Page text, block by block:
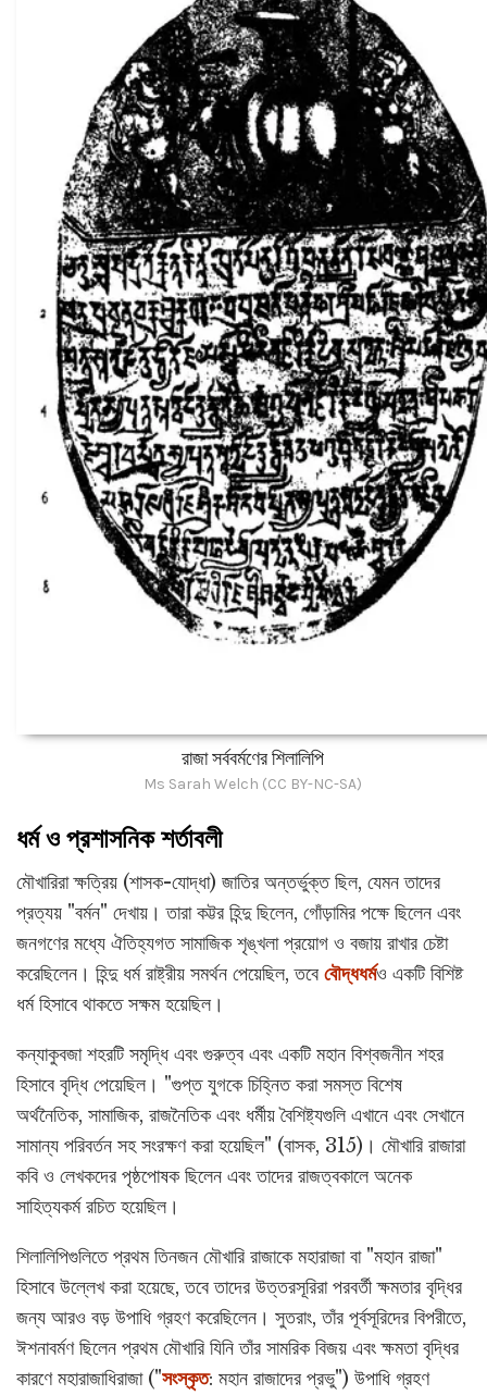
রাজা সর্ববর্মণের শিলালিপি
Ms Sarah Welch (CC BY-NC-SA)
ধর্ম ও প্রশাসনিক শর্তাবলী
মৌখারিরা ক্ষত্রিয় (শাসক-যোদ্ধা) জাতির অন্তর্ভুক্ত ছিল, যেমন তাদের
প্রত্যয় "বর্মন" দেখায়। তারা কট্টর হিন্দু ছিলেন, গোঁড়ামির পক্ষে ছিলেন এবং
জনগণের মধ্যে ঐতিহ্যগত সামাজিক শৃঙ্খলা প্রয়োগ ও বজায় রাখার চেষ্টা
করেছিলেন। হিন্দু ধর্ম রাষ্ট্রীয় সমর্থন পেয়েছিল, তবে বৌদ্ধধর্মও একটি বিশিষ্ট
ধর্ম হিসাবে থাকতে সক্ষম হয়েছিল।
কন্যাকুবজা শহরটি সমৃদ্ধি এবং গুরুত্ব এবং একটি মহান বিশ্বজনীন শহর
হিসাবে বৃদ্ধি পেয়েছিল। "গুপ্ত যুগকে চিহ্নিত করা সমস্ত বিশেষ
অর্থনৈতিক, সামাজিক, রাজনৈতিক এবং ধর্মীয় বৈশিষ্ট্যগুলি এখানে এবং সেখানে
সামান্য পরিবর্তন সহ সংরক্ষণ করা হয়েছিল" (বাসক, 315)। মৌখারি রাজারা
কবি ও লেখকদের পৃষ্ঠপোষক ছিলেন এবং তাদের রাজত্বকালে অনেক
সাহিত্যকর্ম রচিত হয়েছিল।
শিলালিপিগুলিতে প্রথম তিনজন মৌখারি রাজাকে মহারাজা বা "মহান রাজা"
হিসাবে উল্লেখ করা হয়েছে, তবে তাদের উত্তরসূরিরা পরবর্তী ক্ষমতার বৃদ্ধির
জন্য আরও বড় উপাধি গ্রহণ করেছিলেন। সুতরাং, তাঁর পূর্বসূরিদের বিপরীতে,
ঈশনাবর্মণ ছিলেন প্রথম মৌখারি যিনি তাঁর সামরিক বিজয় এবং ক্ষমতা বৃদ্ধির
কারণে মহারাজাধিরাজা ("সংস্কৃত: মহান রাজাদের প্রভু") উপাধি গ্রহণ